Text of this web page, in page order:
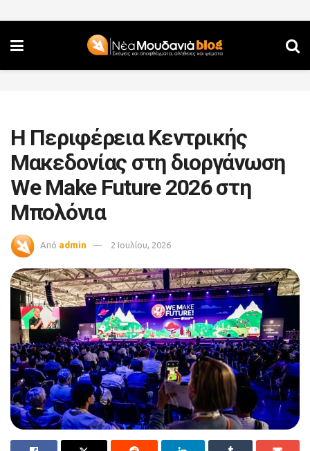
Η Περιφέρεια Κεντρικής
Μακεδονίας στη διοργάνωση
We Make Future 2026 στη
Μπολόνια
Από admin 2 Ιουλίου, 2026